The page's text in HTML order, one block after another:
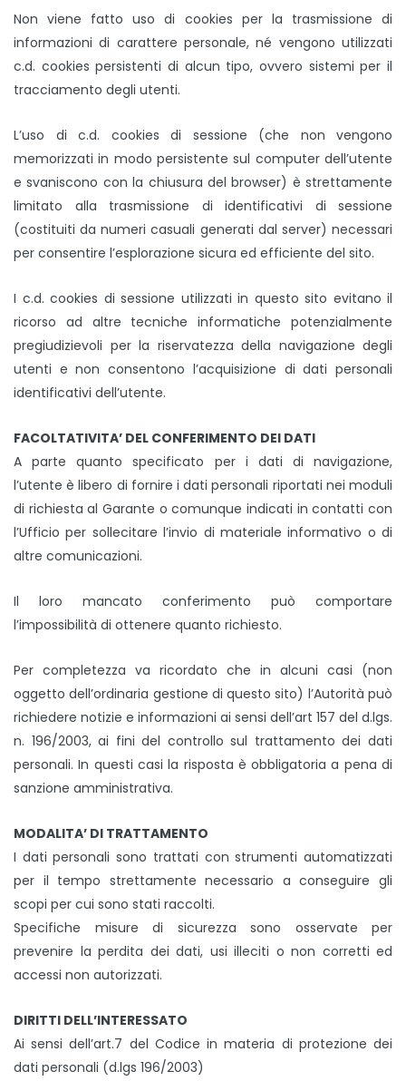
Non viene fatto uso di cookies per la trasmissione di
informazioni di carattere personale, né vengono utilizzati
c.d. cookies persistenti di alcun tipo, ovvero sistemi per il
tracciamento degli utenti.
L’uso di c.d. cookies di sessione (che non vengono
memorizzati in modo persistente sul computer dell’utente
e svaniscono con la chiusura del browser) è strettamente
limitato alla trasmissione di identificativi di sessione
(costituiti da numeri casuali generati dal server) necessari
per consentire l’esplorazione sicura ed efficiente del sito.
I c.d. cookies di sessione utilizzati in questo sito evitano il
ricorso ad altre tecniche informatiche potenzialmente
pregiudizievoli per la riservatezza della navigazione degli
utenti e non consentono l’acquisizione di dati personali
identificativi dell’utente.
FACOLTATIVITA’ DEL CONFERIMENTO DEI DATI
A parte quanto specificato per i dati di navigazione,
l’utente è libero di fornire i dati personali riportati nei moduli
di richiesta al Garante o comunque indicati in contatti con
l’Ufficio per sollecitare l’invio di materiale informativo o di
altre comunicazioni.
Il loro mancato conferimento può comportare
l’impossibilità di ottenere quanto richiesto.
Per completezza va ricordato che in alcuni casi (non
oggetto dell’ordinaria gestione di questo sito) l’Autorità può
richiedere notizie e informazioni ai sensi dell’art 157 del d.lgs.
n. 196/2003, ai fini del controllo sul trattamento dei dati
personali. In questi casi la risposta è obbligatoria a pena di
sanzione amministrativa.
MODALITA’ DI TRATTAMENTO
I dati personali sono trattati con strumenti automatizzati
per il tempo strettamente necessario a conseguire gli
scopi per cui sono stati raccolti.
Specifiche misure di sicurezza sono osservate per
prevenire la perdita dei dati, usi illeciti o non corretti ed
accessi non autorizzati.
DIRITTI DELL’INTERESSATO
Ai sensi dell’art.7 del Codice in materia di protezione dei
dati personali (d.lgs 196/2003)